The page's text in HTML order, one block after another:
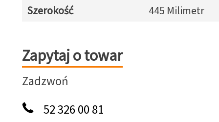
Szerokość
445 Milimetr
Zapytaj o towar
Zapytaj o towar
Zadzwoń
52 326 00 81